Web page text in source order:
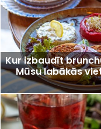
Kur izbaudīt
Mūsu labākās